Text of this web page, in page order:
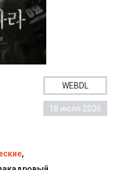
WEBDL
18 июля 2026
,